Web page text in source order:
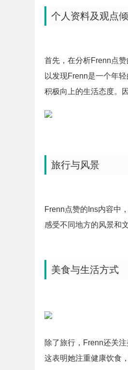
个人资料及观点
首先，在分析Frenn点
以发现Frenn是一个年
积极向上的生活态度。
旅行与风景
Frenn点赞的Ins内容中
感受不同地方的风景和
美食与生活方式
除了旅行，Frenn还关
这表明她注重健康饮食